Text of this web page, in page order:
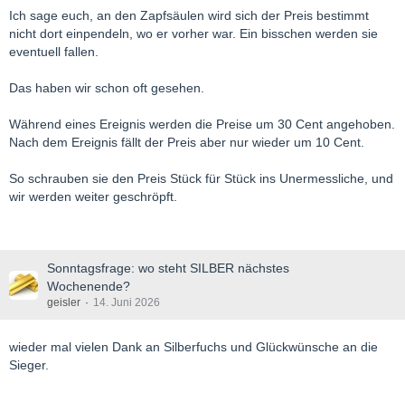
Ich sage euch, an den Zapfsäulen wird sich der Preis bestimmt
nicht dort einpendeln, wo er vorher war. Ein bisschen werden sie
eventuell fallen.
Das haben wir schon oft gesehen.
Während eines Ereignis werden die Preise um 30 Cent angehoben.
Nach dem Ereignis fällt der Preis aber nur wieder um 10 Cent.
So schrauben sie den Preis Stück für Stück ins Unermessliche, und
wir werden weiter geschröpft.
Sonntagsfrage: wo steht SILBER nächstes
Wochenende?
geisler 14. Juni 2026
wieder mal vielen Dank an Silberfuchs und Glückwünsche an die
Sieger.